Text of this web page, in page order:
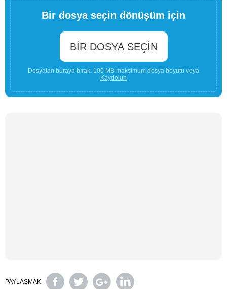
Bir dosya seçin dönüşüm için
BIR DOSYA SEÇIN
Dosyaları buraya bırak. 100 MB maksimum dosya boyutu veya
Kaydolun
PAYLAŞMAK